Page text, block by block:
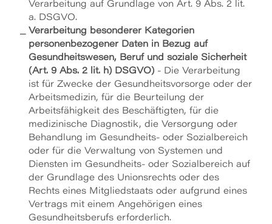
Verarbeitung auf Grundlage von Art. 9 Abs. 2 lit.
a. DSGVO.
Verarbeitung besonderer Kategorien
personenbezogener Daten in Bezug auf
Gesundheitswesen, Beruf und soziale Sicherheit
(Art. 9 Abs. 2 lit. h) DSGVO)- Die Verarbeitung
ist für Zwecke der Gesundheitsvorsorge oder der
Arbeitsmedizin, für die Beurteilung der
Arbeitsfähigkeit des Beschäftigten, für die
medizinische Diagnostik, die Versorgung oder
Behandlung im Gesundheits- oder Sozialbereich
oder für die Verwaltung von Systemen und
Diensten im Gesundheits- oder Sozialbereich auf
der Grundlage des Unionsrechts oder des
Rechts eines Mitgliedstaats oder aufgrund eines
Vertrags mit einem Angehörigen eines
Gesundheitsberufs erforderlich.